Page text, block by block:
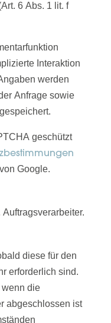
6 Abs. 1 lit. f
Interaktion
werden
Anfrage sowie
geschützt
von Google.
diese für den
erforderlich sind.
wenn die
abgeschlossen ist